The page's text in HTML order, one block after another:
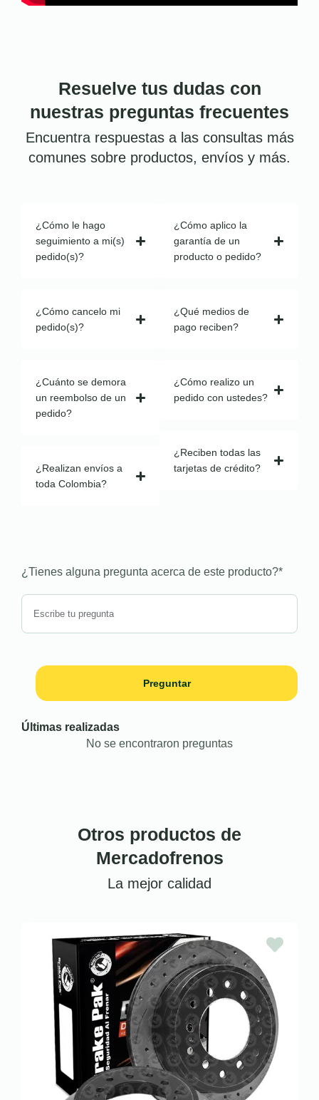
Resuelve tus dudas con
nuestras preguntas frecuentes
Encuentra respuestas a las consultas más
comunes sobre productos, envíos y más.
¿Cómo le hago
seguimiento a mi(s)
pedido(s)?
¿Cómo cancelo mi
pedido(s)?
¿Cuánto se demora
un reembolso de un
pedido?
¿Realizan envíos a
toda Colombia?
¿Cómo aplico la
garantía de un
producto o pedido?
¿Qué medios de
pago reciben?
¿Cómo realizo un
pedido con ustedes?
¿Reciben todas las
tarjetas de crédito?
¿Tienes alguna pregunta acerca de este producto?*
Preguntar
Últimas realizadas
No se encontraron preguntas
Otros productos de
Mercadofrenos
La mejor calidad